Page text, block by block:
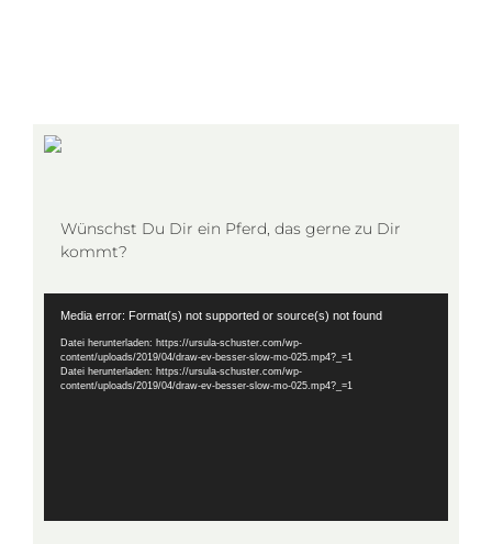
Wünschst Du Dir ein Pferd, das gerne zu Dir
kommt?
Media error: Format(s) not supported or source(s) not found
Datei herunterladen: https://ursula-schuster.com/wp-
content/uploads/2019/04/draw-ev-besser-slow-mo-025.mp4?_=1
Datei herunterladen: https://ursula-schuster.com/wp-
content/uploads/2019/04/draw-ev-besser-slow-mo-025.mp4?_=1